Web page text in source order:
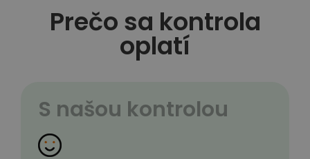
Prečo sa kontrola
oplatí
S našou kontrolou